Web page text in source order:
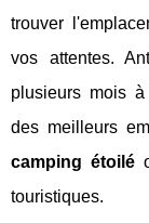
trouver
vos attentes.
plusieurs mois
des meilleurs
camping étoilé
touristiques.